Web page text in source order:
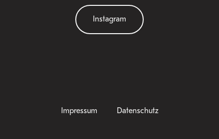
Instagram
Impressum Datenschutz